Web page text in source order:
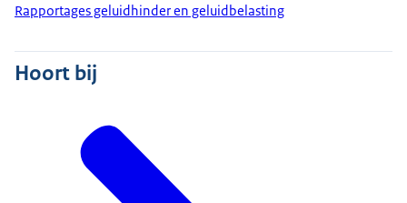
Rapportages geluidhinder en geluidbelasting
Hoort bij